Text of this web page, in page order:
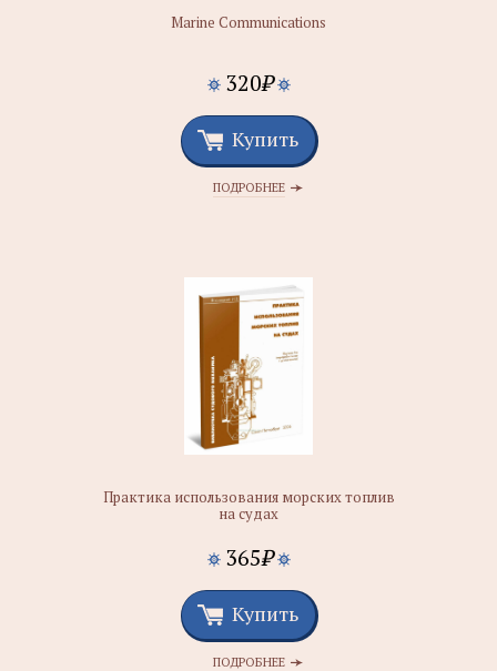
Marine Communications
320₽
Купить
ПОДРОБНЕЕ
Практика использования морских топлив
на судах
365₽
Купить
ПОДРОБНЕЕ